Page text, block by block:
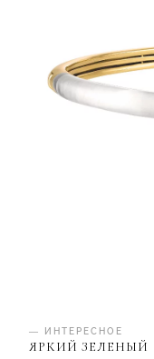
— ИНТЕРЕСНОЕ
ЯРКИЙ ЗЕЛЕНЫЙ